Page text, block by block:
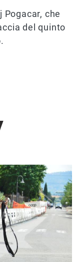
Pogacar, che
del quinto